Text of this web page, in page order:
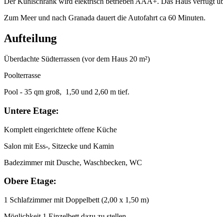
Zum Meer und nach Granada dauert die Autofahrt ca 60 Minuten.
Aufteilung
Überdachte Südterrassen (vor dem Haus 20 m²)
Poolterrasse
Pool - 35 qm groß, 1,50 und 2,60 m tief.
Untere Etage:
Komplett eingerichtete offene Küche
Salon mit Ess-, Sitzecke und Kamin
Badezimmer mit Dusche, Waschbecken, WC
Obere Etage:
1 Schlafzimmer mit Doppelbett (2,00 x 1,50 m)